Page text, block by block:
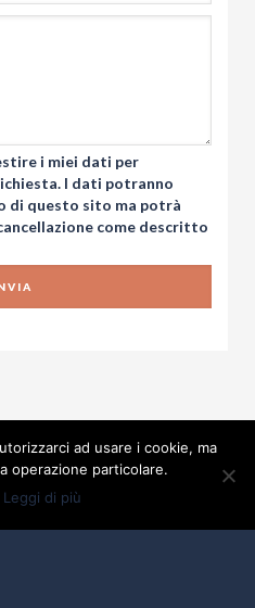
i miei dati per
I dati potranno
di questo sito ma potrà
come descritto
ad usare i cookie, ma
operazione particolare.
Leggi di più